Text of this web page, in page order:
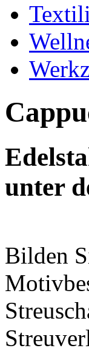
unter
Bilden